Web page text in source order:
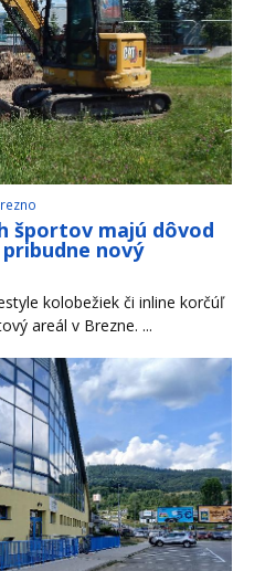
športov majú dôvod
nový
kolobežiek či inline korčúľ
areál v Brezne. ...